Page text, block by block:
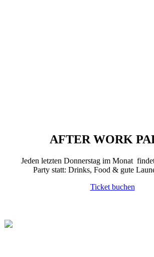
AFTER WORK
Jeden letzten Donnerstag im Monat
Party statt: Drinks, Food & gute
Ticket buchen